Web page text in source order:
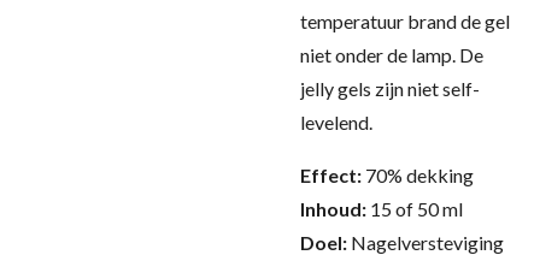
temperatuur brand de gel
niet onder de lamp. De
jelly gels zijn niet self-
levelend.
Effect: 70% dekking
Inhoud: 15 of 50 ml
Doel: Nagelversteviging